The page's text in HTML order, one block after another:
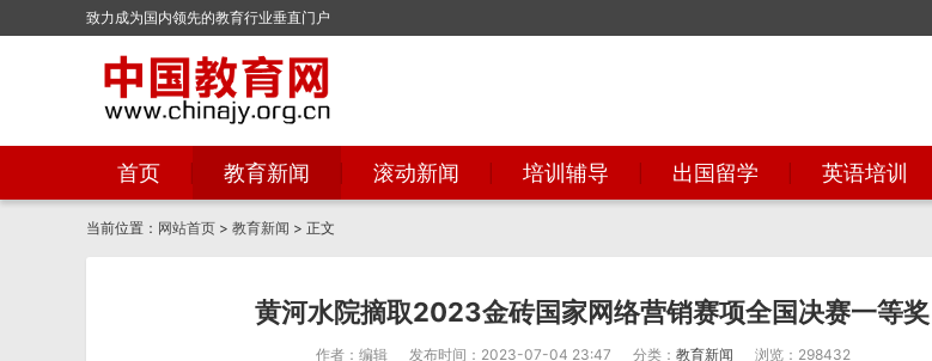
致力成为国内领先的教育行业垂直门户
首页 教育新闻 滚动新闻 培训辅导 出国留学 英语培训
当前位置： 网站首页 > 教育新闻 > 正文
黄河水院摘取2023金砖国家网络营销赛项全国决赛一等奖
作者：编辑 发布时间：2023-07-04 23:47 分类： 教育新闻 浏览：298432